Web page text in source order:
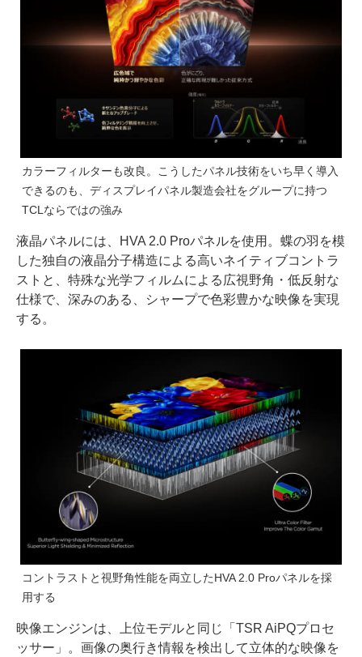
カラーフィルターも改良。こうしたパネル技術をいち早く導入
できるのも、ディスプレイパネル製造会社をグループに持つ
TCLならではの強み
液晶パネルには、HVA 2.0 Proパネルを使用。蝶の羽を模
した独自の液晶分子構造による高いネイティブコントラ
ストと、特殊な光学フィルムによる広視野角・低反射な
仕様で、深みのある、シャープで色彩豊かな映像を実現
する。
コントラストと視野角性能を両立したHVA 2.0 Proパネルを採
用する
映像エンジンは、上位モデルと同じ「TSR AiPQプロセ
ッサー」。画像の奥行き情報を検出して立体的な映像を